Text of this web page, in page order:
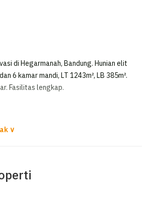
di Hegarmanah, Bandung. Hunian elit
6 kamar mandi, LT 1243m², LB 385m².
Fasilitas lengkap.